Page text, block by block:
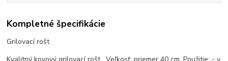
Kompletné špecifikácie
Grilovací rošt